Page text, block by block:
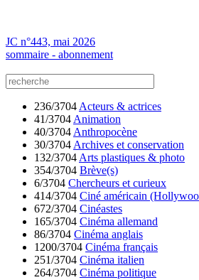
JC n°443, mai 2026
sommaire - abonnement
236/3704 Acteurs & actrices
41/3704 Animation
40/3704 Anthropocène
30/3704 Archives et conservation
132/3704 Arts plastiques & photo
354/3704 Brève(s)
6/3704 Chercheurs et curieux
414/3704 Ciné américain
672/3704 Cinéastes
165/3704 Cinéma allemand
86/3704 Cinéma anglais
1200/3704 Cinéma français
251/3704 Cinéma italien
264/3704 Cinéma politique